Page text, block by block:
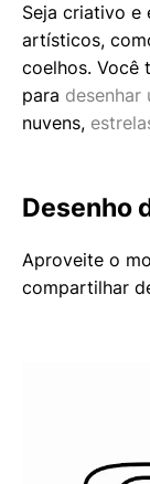
Seja criativo e
artísticos,
coelhos. Você
para desenhar
nuvens,
Desenho
Aproveite o
compartilhar